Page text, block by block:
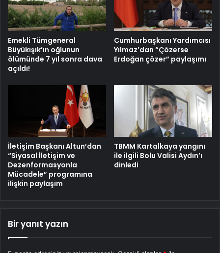
Emekli Tümgeneral
Büyükışık’ın oğlunun
ölümünde 7 yıl sonra dava
açıldı!
Cumhurbaşkanı Yardımcısı
Yılmaz’dan “Çözerse
Erdoğan çözer” paylaşımı
İletişim Başkanı Altun’dan
“Siyasal İletişim ve
Dezenformasyonla
Mücadele” programına
ilişkin paylaşım
TBMM Kartalkaya yangını
ile ilgili Bolu Valisi Aydın’ı
dinledi
Bir yanıt yazın